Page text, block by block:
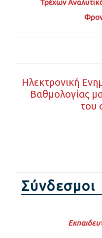
Τρέχων
Ηλεκτρονική
Βαθμολογίας
του
Σύνδεσμοι